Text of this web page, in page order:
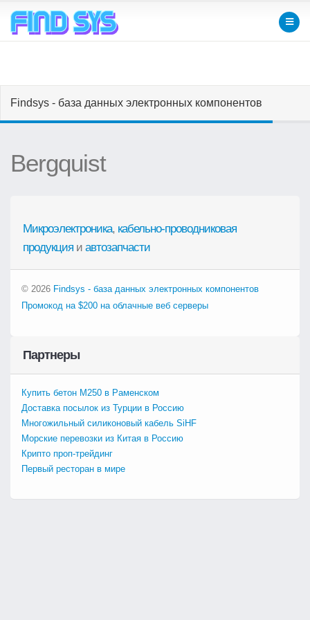
Findsys - база данных электронных компонентов
Bergquist
Микроэлектроника, кабельно-проводниковая
продукция и автозапчасти
© 2026 Findsys - база данных электронных компонентов
Промокод на $200 на облачные веб серверы
Партнеры
Купить бетон М250 в Раменском
Доставка посылок из Турции в Россию
Многожильный силиконовый кабель SiHF
Морские перевозки из Китая в Россию
Крипто проп-трейдинг
Первый ресторан в мире